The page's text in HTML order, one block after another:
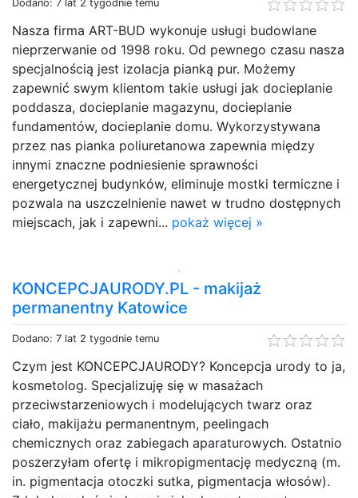
Dodano: 7 lat 2 tygodnie temu
Nasza firma ART-BUD wykonuje usługi budowlane
nieprzerwanie od 1998 roku. Od pewnego czasu nasza
specjalnością jest izolacja pianką pur. Możemy
zapewnić swym klientom takie usługi jak docieplanie
poddasza, docieplanie magazynu, docieplanie
fundamentów, docieplanie domu. Wykorzystywana
przez nas pianka poliuretanowa zapewnia między
innymi znaczne podniesienie sprawności
energetycznej budynków, eliminuje mostki termiczne i
pozwala na uszczelnienie nawet w trudno dostępnych
miejscach, jak i zapewni... pokaż więcej »
KONCEPCJAURODY.PL - makijaż
permanentny Katowice
Dodano: 7 lat 2 tygodnie temu
Czym jest KONCEPCJAURODY? Koncepcja urody to ja,
kosmetolog. Specjalizuję się w masażach
przeciwstarzeniowych i modelujących twarz oraz
ciało, makijażu permanentnym, peelingach
chemicznych oraz zabiegach aparaturowych. Ostatnio
poszerzyłam ofertę i mikropigmentację medyczną (m.
in. pigmentacja otoczki sutka, pigmentacja włosów).